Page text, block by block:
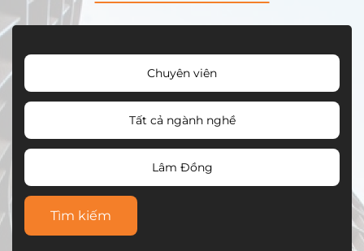
Chuyên viên
Tất cả ngành nghề
Lâm Đồng
Tìm kiếm